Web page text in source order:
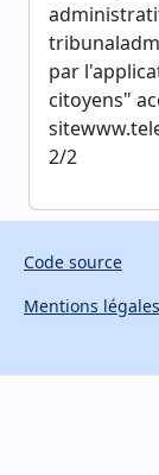
par
citoyens"
2/2
Code source
Mentions légales